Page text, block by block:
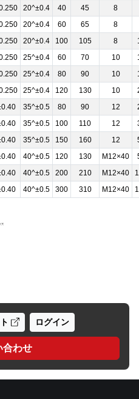
20^±0.4 40 45
8
20^±0.4 60 65
8
20^±0.4 100 105 8
25^±0.4 60 70 10
25^±0.4 80 90 10
25^±0.4 120 130 10
35^±0.5 80 90 12
35^±0.5 100 110 12
35^±0.5 150 160 12
40^±0.5 120 130 M12×40
40^±0.5 200 210 M12×40
40^±0.5 300 310 M12×40
ログイン
合わせ